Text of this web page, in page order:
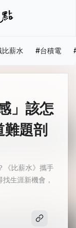
比薪水 #台積電
」該怎
題剖
《比薪水》攜手
生涯新機會，